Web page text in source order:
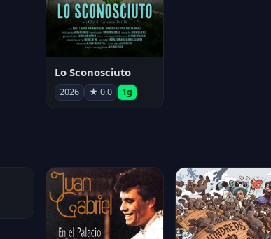
Lo Sconosciuto
2026 ★ 0.0 1g